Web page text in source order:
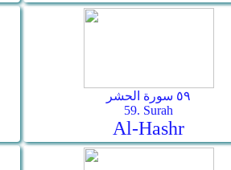
٥٩ سورة الحشر
59. Surah
Al-Hashr